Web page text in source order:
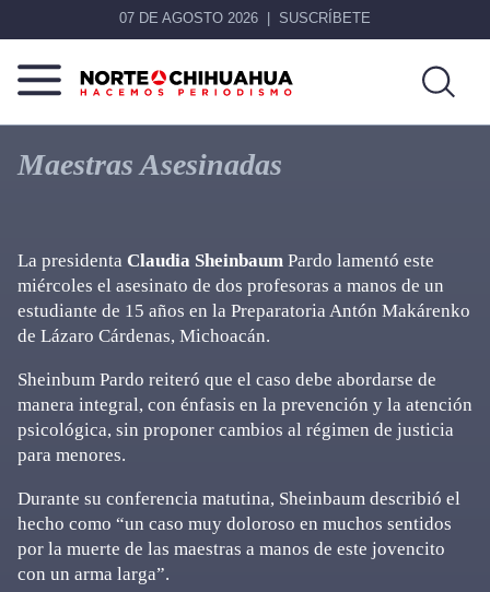
07 DE AGOSTO 2026 SUSCRÍBETE
Norte
De
Chihuahua
Más
que
noticias,
Maestras Asesinadas
La presidenta Claudia Sheinbaum Pardo lamentó este
miércoles el asesinato de dos profesoras a manos de un
estudiante de 15 años en la Preparatoria Antón Makárenko
de Lázaro Cárdenas, Michoacán.
Sheinbum Pardo reiteró que el caso debe abordarse de
manera integral, con énfasis en la prevención y la atención
psicológica, sin proponer cambios al régimen de justicia
para menores.
Durante su conferencia matutina, Sheinbaum describió el
hecho como “un caso muy doloroso en muchos sentidos
por la muerte de las maestras a manos de este jovencito
con un arma larga”.